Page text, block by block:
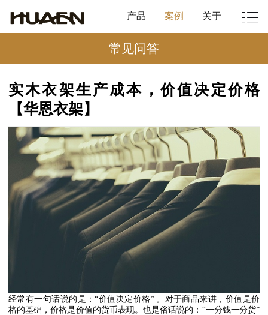
产品 案例 关于
常见问答
实木衣架生产成本，价值决定价格
【华恩衣架】
经常有一句话说的是：“价值决定价格” 。对于商品来讲，价值是价
格的基础，价格是价值的货币表现。也是俗话说的： “一分钱一分货”